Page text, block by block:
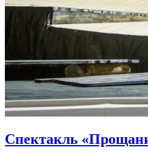
Спектакль